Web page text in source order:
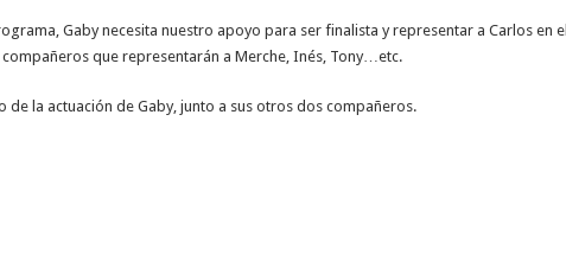
Gaby necesita nuestro apoyo para ser finalista y representar a Carlos en el
que representarán a Merche, Inés, Tony…etc.
de la actuación de Gaby, junto a sus otros dos compañeros.